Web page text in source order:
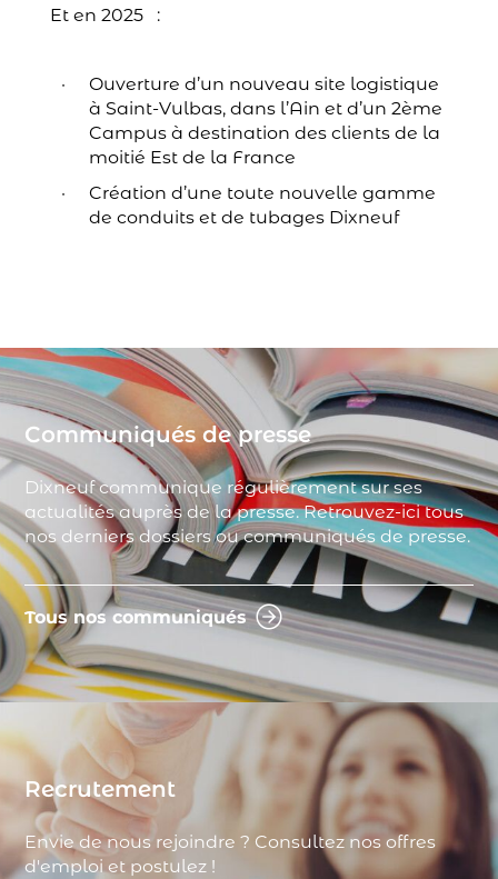
Et en 2025 :
Ouverture d’un nouveau site logistique
à Saint-Vulbas, dans l’Ain et d’un 2ème
Campus à destination des clients de la
moitié Est de la France
Création d’une toute nouvelle gamme
de conduits et de tubages Dixneuf
Communiqués de presse
Dixneuf communique régulièrement sur ses
actualités auprès de la presse. Retrouvez-ici tous
nos derniers dossiers ou communiqués de presse.
Tous nos communiqués
Recrutement
Envie de nous rejoindre ? Consultez nos offres
d'emploi et postulez !